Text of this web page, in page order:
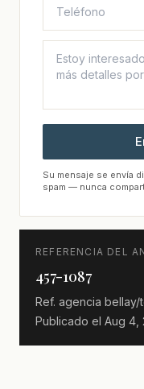
Su mensaje se envía
spam — nunca
REFERENCIA DEL
457-1087
Ref. agencia bellay/
Publicado el Aug 4,